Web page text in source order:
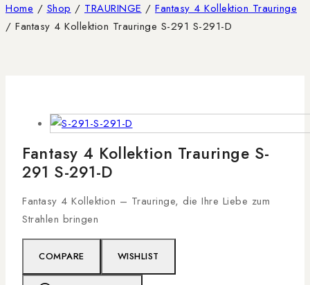
Home / Shop / TRAURINGE / Fantasy 4 Kollektion Trauringe
/ Fantasy 4 Kollektion Trauringe S-291 S-291-D
Fantasy 4 Kollektion Trauringe S-
291 S-291-D
Fantasy 4 Kollektion – Trauringe, die Ihre Liebe zum
Strahlen bringen
COMPARE WISHLIST